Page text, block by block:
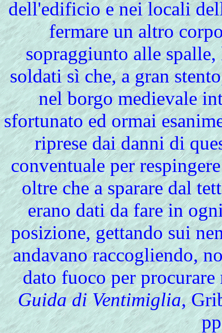
dell'edificio e nei locali
fermare un altro
sopraggiunto alle
soldati sì che, a gran
nel borgo medievale
sfortunato ed ormai
riprese dai danni di
conventuale per
oltre che a sparare dal
erano dati da fare in
posizione, gettando sui
andavano raccogliendo,
dato fuoco per
Guida di Ventimiglia,